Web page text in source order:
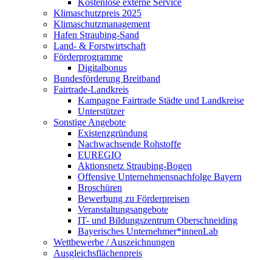
Kostenlose externe Service
Klimaschutzpreis 2025
Klimaschutzmanagement
Hafen Straubing-Sand
Land- & Forstwirtschaft
Förderprogramme
Digitalbonus
Bundesförderung Breitband
Fairtrade-Landkreis
Kampagne Fairtrade Städte und Landkreise
Unterstützer
Sonstige Angebote
Existenzgründung
Nachwachsende Rohstoffe
EUREGIO
Aktionsnetz Straubing-Bogen
Offensive Unternehmensnachfolge Bayern
Broschüren
Bewerbung zu Förderpreisen
Veranstaltungsangebote
IT- und Bildungszentrum Oberschneiding
Bayerisches Unternehmer*innenLab
Wettbewerbe / Auszeichnungen
Ausgleichsflächenpreis